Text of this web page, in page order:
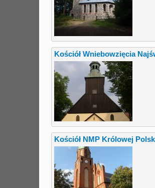
Kościół Wniebowzięcia
Kościół NMP Królowej